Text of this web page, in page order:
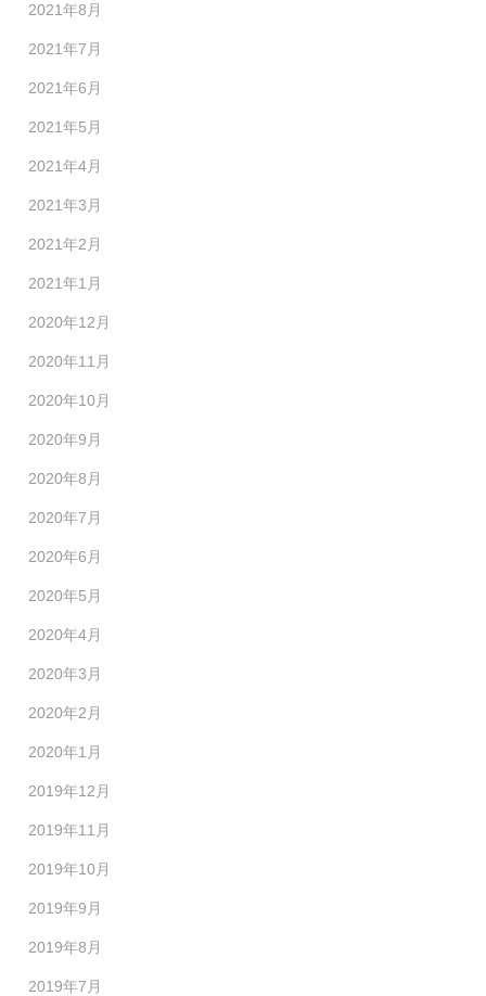
2021年8月
2021年7月
2021年6月
2021年5月
2021年4月
2021年3月
2021年2月
2021年1月
2020年12月
2020年11月
2020年10月
2020年9月
2020年8月
2020年7月
2020年6月
2020年5月
2020年4月
2020年3月
2020年2月
2020年1月
2019年12月
2019年11月
2019年10月
2019年9月
2019年8月
2019年7月